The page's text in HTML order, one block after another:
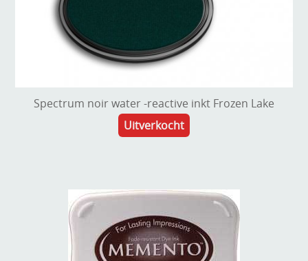
Spectrum noir water -reactive inkt Frozen Lake
Uitverkocht